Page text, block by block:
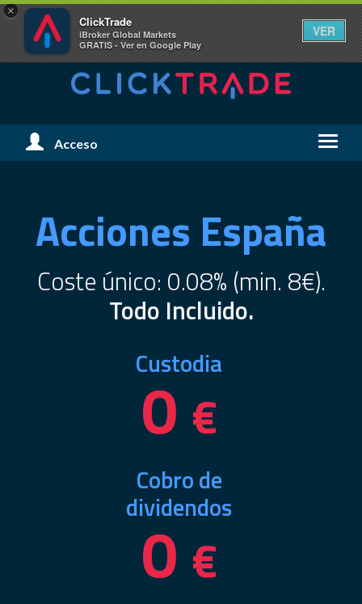
×
ClickTrade
iBroker Global Markets
GRATIS - Ver en Google Play
VER
Menú
de
Menú
de
Acceso
Acciones España
Coste único: 0.08% (min. 8€).
Todo Incluido.
Custodia
0 €
Cobro de
dividendos
0 €